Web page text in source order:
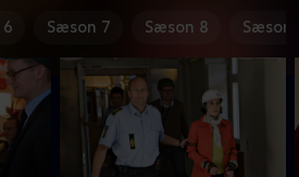
Sæson 7 Sæson 8 Sæson